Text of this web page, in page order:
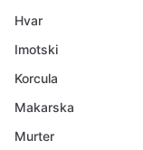
Hvar
Imotski
Korcula
Makarska
Murter